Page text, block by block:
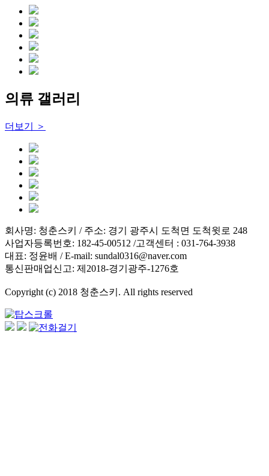
의류 갤러리
더보기 ＞
회사명: 청춘스키 / 주소: 경기 광주시 도척면 도척윗로 248
사업자등록번호: 182-45-00512 /고객센터 : 031-764-3938
대표: 정윤배 / E-mail: sundal0316@naver.com
통신판매업신고: 제2018-경기광주-1276호
Copyright (c) 2018 청춘스키. All rights reserved